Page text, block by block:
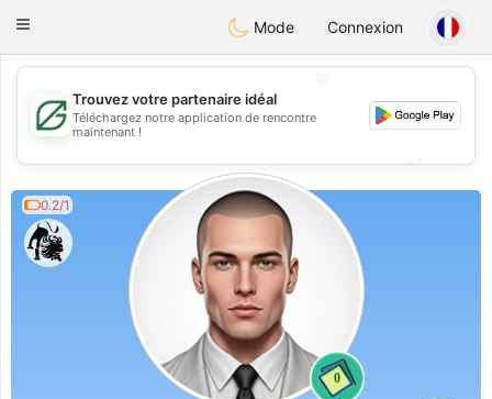
Gulf Dating
Toggle
Mode Connexion
💖
💕
💕
Trouvez votre partenaire idéal
Téléchargez notre application de rencontre
maintenant !
0.2/1
0